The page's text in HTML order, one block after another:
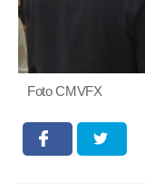
Foto CMVFX